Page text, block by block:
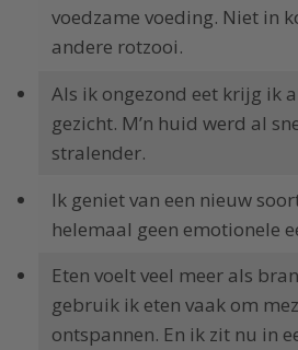
voedzame voeding. Niet in
andere rotzooi.
Als ik ongezond eet krijg ik
gezicht. M’n huid werd al
stralender.
Ik geniet van een nieuw
helemaal geen emotionele
Eten voelt veel meer als
gebruik ik eten vaak om
ontspannen. En ik zit nu in